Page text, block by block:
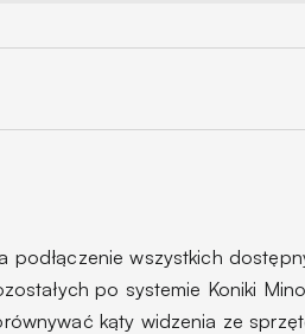
podłączenie wszystkich
po systemie Koniki
kąty widzenia ze